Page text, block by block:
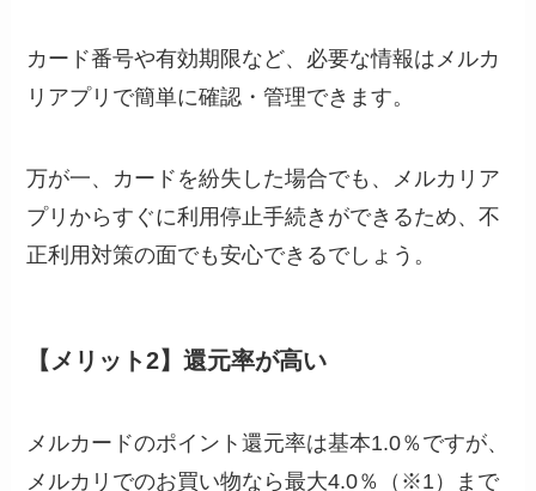
カード番号や有効期限など、必要な情報はメルカ
リアプリで簡単に確認・管理できます。
万が一、カードを紛失した場合でも、メルカリア
プリからすぐに利用停止手続きができるため、不
正利用対策の面でも安心できるでしょう。
【メリット2】還元率が高い
メルカードのポイント還元率は基本1.0％ですが、
メルカリでのお買い物なら最大4.0％（※1）まで